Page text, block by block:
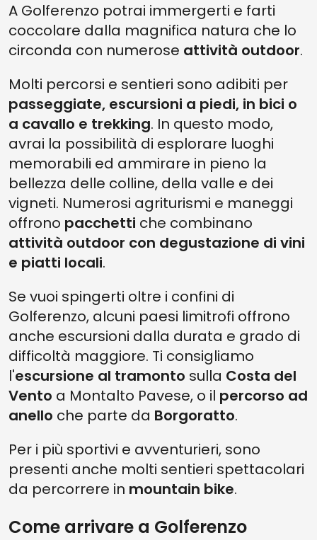
A Golferenzo potrai immergerti e farti
coccolare dalla magnifica natura che lo
circonda con numerose attività outdoor.
Molti percorsi e sentieri sono adibiti per
passeggiate, escursioni a piedi, in bici o
a cavallo e trekking. In questo modo,
avrai la possibilità di esplorare luoghi
memorabili ed ammirare in pieno la
bellezza delle colline, della valle e dei
vigneti. Numerosi agriturismi e maneggi
offrono pacchetti che combinano
attività outdoor con degustazione di vini
e piatti locali.
Se vuoi spingerti oltre i confini di
Golferenzo, alcuni paesi limitrofi offrono
anche escursioni dalla durata e grado di
difficoltà maggiore. Ti consigliamo
l'escursione al tramonto sulla Costa del
Vento a Montalto Pavese, o il percorso ad
anello che parte da Borgoratto.
Per i più sportivi e avventurieri, sono
presenti anche molti sentieri spettacolari
da percorrere in mountain bike.
Come arrivare a Golferenzo